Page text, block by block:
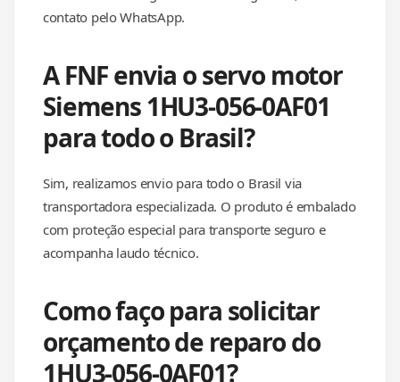
contato pelo WhatsApp.
A FNF envia o servo motor
Siemens 1HU3-056-0AF01
para todo o Brasil?
Sim, realizamos envio para todo o Brasil via
transportadora especializada. O produto é embalado
com proteção especial para transporte seguro e
acompanha laudo técnico.
Como faço para solicitar
orçamento de reparo do
1HU3-056-0AF01?